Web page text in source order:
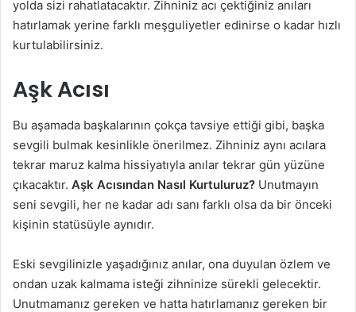
yolda sizi rahatlatacaktır. Zihniniz acı çektiğiniz anıları
hatırlamak yerine farklı meşguliyetler edinirse o kadar hızlı
kurtulabilirsiniz.
Aşk Acısı
Bu aşamada başkalarının çokça tavsiye ettiği gibi, başka
sevgili bulmak kesinlikle önerilmez. Zihniniz aynı acılara
tekrar maruz kalma hissiyatıyla anılar tekrar gün yüzüne
çıkacaktır. Aşk Acısından Nasıl Kurtuluruz? Unutmayın
seni sevgili, her ne kadar adı sanı farklı olsa da bir önceki
kişinin statüsüyle aynıdır.
Eski sevgilinizle yaşadığınız anılar, ona duyulan özlem ve
ondan uzak kalmama isteği zihninize sürekli gelecektir.
Unutmamanız gereken ve hatta hatırlamanız gereken bir